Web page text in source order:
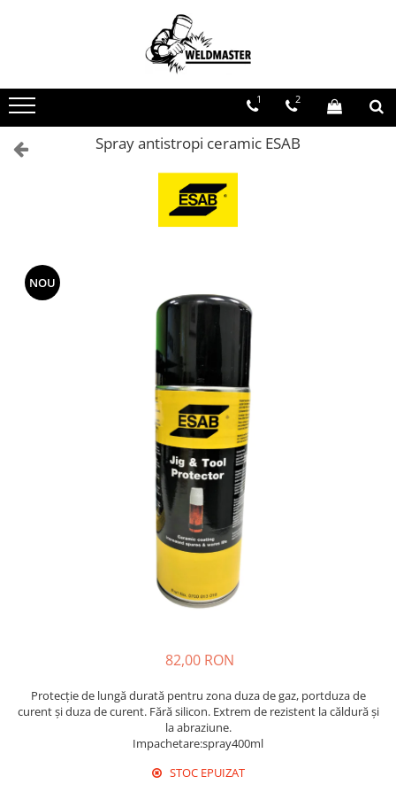
Aparate sudura MMA
Aparate de sudura fara gaz
Aparate de sudura MIG-MAG
Aparate sudura aluminiu AC/DC
Masti de sudura cu cristale lichide
Accesorii taiere cu plasma
Consumabile, accesorii laser
Pistolete sudura MIG/MAG
Pistolete sudura TIG/WIG
Aparate de taiere cu plasma
Incalzitoare, sobe cu ulei ars
Piese incalzitoare cu ulei ars MTM
Aparate de sudura industriale
Aparate de tras tabla-tinichigerie
Discuri abrazive, taiere, slefuire,
Discuri de polizare finisare
Discuri hibrid de slefuire polizare
Dulapuri scule, carucioare de scule
1 2
Spray antistropi ceramic ESAB
NOU
82,00 RON
Protecție de lungă durată pentru zona duza de gaz, portduza de
curent și duza de curent. Fără silicon. Extrem de rezistent la căldură și
la abraziune.
Impachetare:spray400ml
STOC EPUIZAT